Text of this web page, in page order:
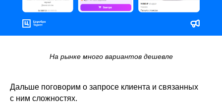
На рынке много вариантов дешевле
Дальше поговорим о запросе клиента и связанных
с ним сложностях.